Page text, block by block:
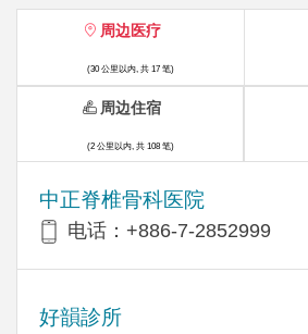
周边医疗
(30 公里以内, 共 17 笔)
中正脊椎骨科医院
电话：+886-7-2852999
好韻診所
周边住宿
(2 公里以内, 共 108 笔)